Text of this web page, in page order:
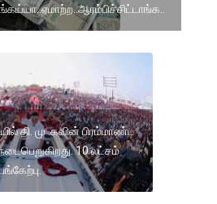
தி. மு .கவின் பிரம்மாண்ட
நடைபெறுகிறது. 10 லட்சம்